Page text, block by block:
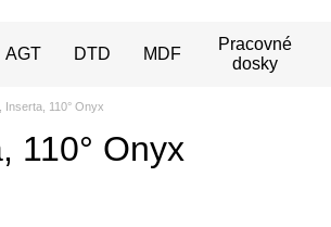
AGT DTD MDF
Pracovné
dosky
Inserta, 110° Onyx
110° Onyx